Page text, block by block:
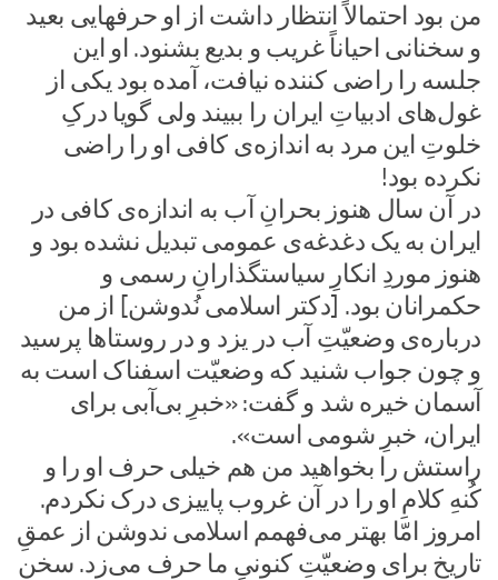
من بود احتمالاً انتظار داشت از او حرفهایی بعید
و سخنانی احیاناً غریب و بدیع بشنود. او این
جلسه را راضی کننده نیافت، آمده بود یکی از
غول‌های ادبیاتِ ایران را ببیند ولی گویا درکِ
خلوتِ این مرد به اندازه‌ی کافی او را راضی
نکرده بود!
در آن سال هنوز بحرانِ آب به اندازه‌ی کافی در
ایران به یک دغدغه‌ی عمومی تبدیل نشده بود و
هنوز موردِ انکارِ سیاستگذارانِ رسمی و
حکمرانان بود. [دکتر اسلامی نُدوشن] از من
درباره‌ی وضعیّتِ آب در یزد و در روستاها پرسید
و چون جواب شنید که وضعیّت اسفناک است به
آسمان خیره شد و گفت: «خبرِ بی‌آبی برای
ایران، خبرِ شومی است».
راستش را بخواهید من هم خیلی حرف او را و
کُنهِ کلامِ او را در آن غروب پاییزی درک نکردم.
امروز امّا بهتر می‌فهمم اسلامی‌ ندوشن از عمقِ
تاریخ برای وضعیّتِ کنونیِ ما حرف می‌زد. سخنِ